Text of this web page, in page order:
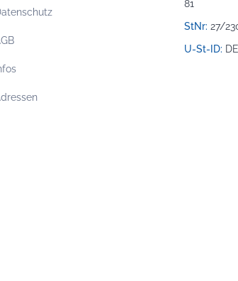
81
StNr: 27/
U-St-ID: